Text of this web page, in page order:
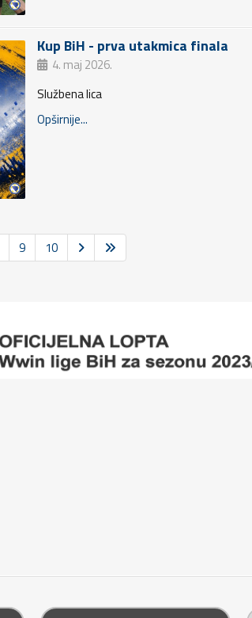
Kup BiH - prva utakmica finala
4. maj 2026.
Službena lica
Opširnije...
9 10